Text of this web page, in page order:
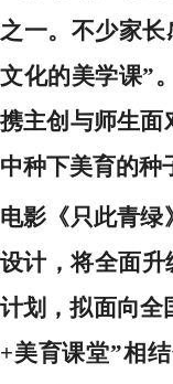
之一。不少家
文化的美学课”
携主创与师生面
中种下美育的种
电影《只此青绿
设计，将全面
计划，拟面向全
+美育课堂”相